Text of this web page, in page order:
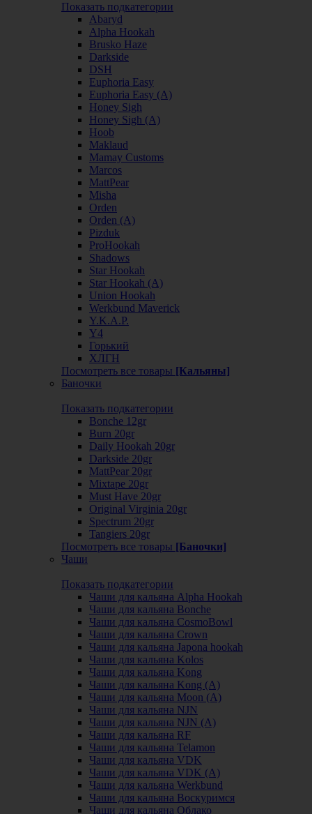
Показать подкатегории
Abaryd
Alpha Hookah
Brusko Haze
Darkside
DSH
Euphoria Easy
Euphoria Easy (А)
Honey Sigh
Honey Sigh (А)
Hoob
Maklaud
Mamay Customs
Marcos
MattPear
Misha
Orden
Orden (А)
Pizduk
ProHookah
Shadows
Star Hookah
Star Hookah (А)
Union Hookah
Werkbund Maverick
Y.K.A.P.
Y4
Горький
ХЛГН
Посмотреть все товары [Кальяны]
Баночки
Показать подкатегории
Bonche 12gr
Burn 20gr
Daily Hookah 20gr
Darkside 20gr
MattPear 20gr
Mixtape 20gr
Must Have 20gr
Original Virginia 20gr
Spectrum 20gr
Tangiers 20gr
Посмотреть все товары [Баночки]
Чаши
Показать подкатегории
Чаши для кальяна Alpha Hookah
Чаши для кальяна Bonche
Чаши для кальяна CosmoBowl
Чаши для кальяна Crown
Чаши для кальяна Japona hookah
Чаши для кальяна Kolos
Чаши для кальяна Kong
Чаши для кальяна Kong (A)
Чаши для кальяна Moon (А)
Чаши для кальяна NJN
Чаши для кальяна NJN (А)
Чаши для кальяна RF
Чаши для кальяна Telamon
Чаши для кальяна VDK
Чаши для кальяна VDK (А)
Чаши для кальяна Werkbund
Чаши для кальяна Воскуримся
Чаши для кальяна Облако